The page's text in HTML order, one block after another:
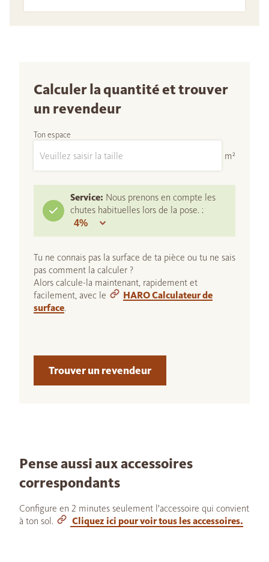
Calculer la quantité et trouver
un revendeur
Ton espace
m²
Service: Nous prenons en compte les
chutes habituelles lors de la pose. :
Tu ne connais pas la surface de ta pièce ou tu ne sais
pas comment la calculer ?
Alors calcule-la maintenant, rapidement et
facilement, avec le
HARO Calculateur de
surface.
Trouver un revendeur
Pense aussi aux accessoires
correspondants
Configure en 2 minutes seulement l'accessoire qui convient
à ton sol.
Cliquez ici pour voir tous les accessoires.